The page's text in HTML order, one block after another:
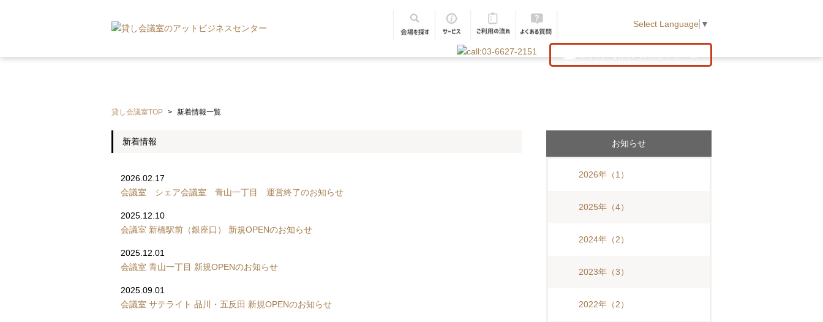
Select Language ▼
貸し会議室TOP > 新着情報一覧
新着情報
2026.02.17
会議室 シェア会議室 青山一丁目 運営終了のお知らせ
2025.12.10
会議室 新橋駅前（銀座口） 新規OPENのお知らせ
2025.12.01
会議室 青山一丁目 新規OPENのお知らせ
2025.09.01
会議室 サテライト 品川・五反田 新規OPENのお知らせ
お知らせ
2026年 （1）
2025年 （4）
2024年 （2）
2023年 （3）
2022年 （2）